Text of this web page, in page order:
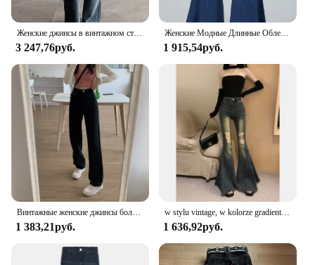
Женские джинсы в винтажном стиле, длинные штаны в пол, Y2K
3 247,76руб.
Женские Модные Длинные Облегающие расклешенные джинсы в стиле ретро расклешенные брюки джинсовые брюки Повседневная одежда
1 915,54руб.
Винтажные женские джинсы большого размера, модный брендовый дизайн, чувственные брюки в американском стиле, расклешенные прямые брюки с перевернутой штаной
1 383,21руб.
w stylu vintage, w kolorze gradientu, z wysokim stanem, dżinsy z dzwonkiem, damskie, jesienno-zimowe, rozciągliwe spodnie z frędzlami, rozsądny krój
1 636,92руб.